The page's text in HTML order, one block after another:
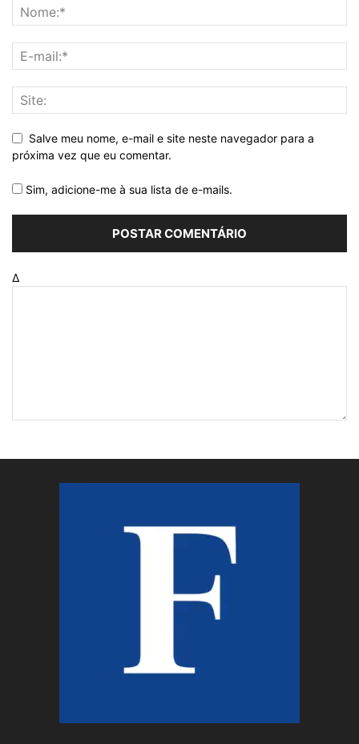
Salve meu nome, e-mail e site neste navegador para a
próxima vez que eu comentar.
Sim, adicione-me à sua lista de e-mails.
Δ